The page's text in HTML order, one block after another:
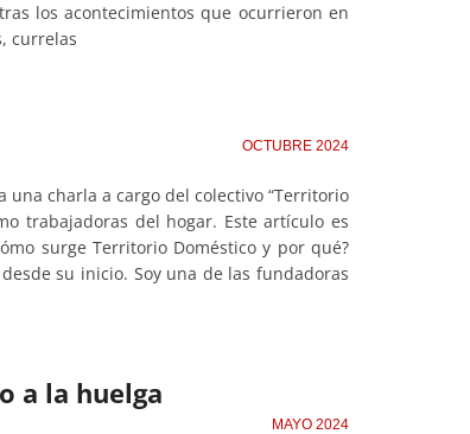
los acontecimientos que ocurrieron en
currelas
OCTUBRE 2024
una charla a cargo del colectivo “Territorio
trabajadoras del hogar. Este artículo es
surge Territorio Doméstico y por qué?
su inicio. Soy una de las fundadoras
a la huelga
MAYO 2024